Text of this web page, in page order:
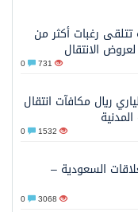
تتلقى رغبات أكثر من
731
ريال مكافآت انتقال
1532
السعودية –
3068